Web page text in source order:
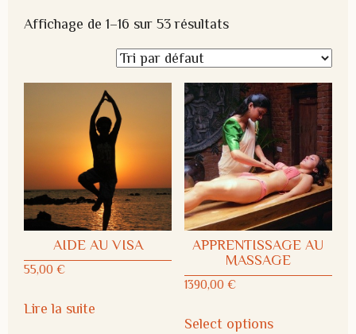
Affichage de 1–16 sur 53 résultats
AIDE AU VISA
55,00 €
Lire la suite
APPRENTISSAGE AU
MASSAGE
1390,00 €
Select options